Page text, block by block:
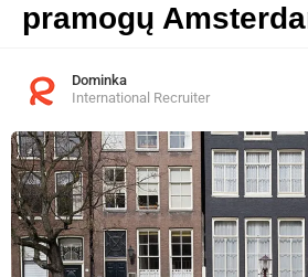
pramogų
Dominka
International Recruiter